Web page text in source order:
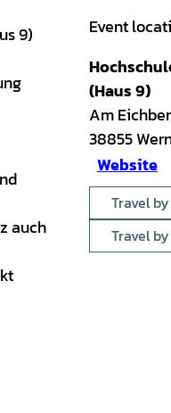
9)
auch
Event
(Haus 9)
Am
38855
Website
Travel
Travel